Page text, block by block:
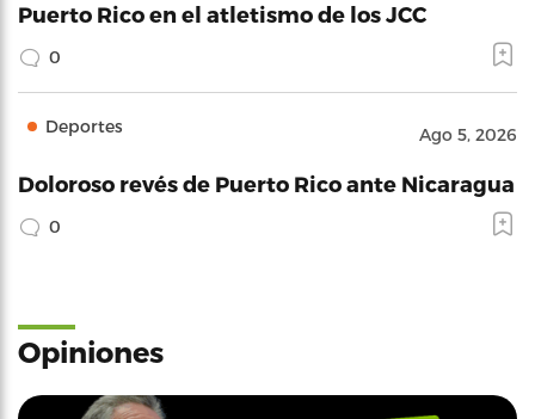
Puerto Rico en el atletismo de los JCC
0
Deportes Ago 5, 2026
Doloroso revés de Puerto Rico ante Nicaragua
0
Opiniones